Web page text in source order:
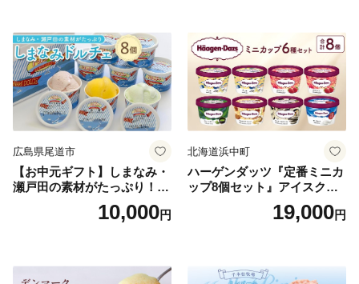
広島県尾道市
【お中元ギフト】しまなみ・
瀬戸田の素材がたっぷり！ジ
10,000円
北海道浜中町
ハーゲンダッツ『定番ミニカ
ップ8個セット』アイスクリ
ーム アイス スイーツ デザー
19,000円